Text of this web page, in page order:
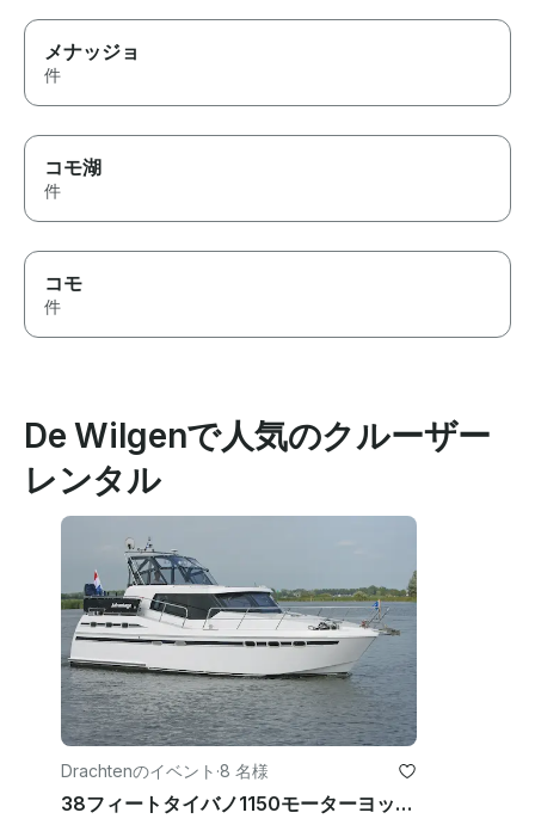
メナッジョ
件
コモ湖
件
コモ
件
De Wilgenで人気のクルーザー
レンタル
Drachtenのイベント ·8 名様
38フィートタイバノ1150モーターヨットチャーター（オランダ・フリースラント）